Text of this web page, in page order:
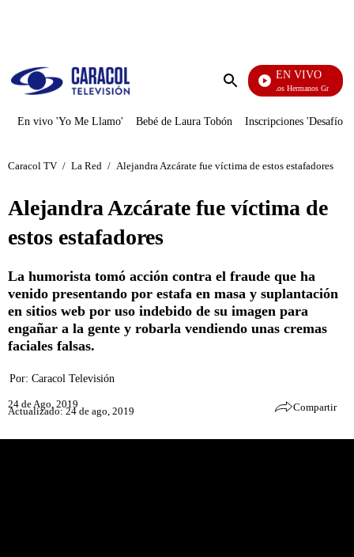
Enviar
EN VIVO
Cuentos De Los Hermanos Grimm
En vivo 'Yo Me Llamo' Bebé de Laura Tobón Inscripciones 'Desafío'
Caracol TV / La Red / Alejandra Azcárate fue víctima de estos estafadores
Alejandra Azcárate fue víctima de
estos estafadores
La humorista tomó acción contra el fraude que ha
venido presentando por estafa en masa y suplantación
en sitios web por uso indebido de su imagen para
engañar a la gente y robarla vendiendo unas cremas
faciales falsas.
Por: Caracol Televisión
24 de Ago, 2019
Actualizado: 24 de ago, 2019 Compartir